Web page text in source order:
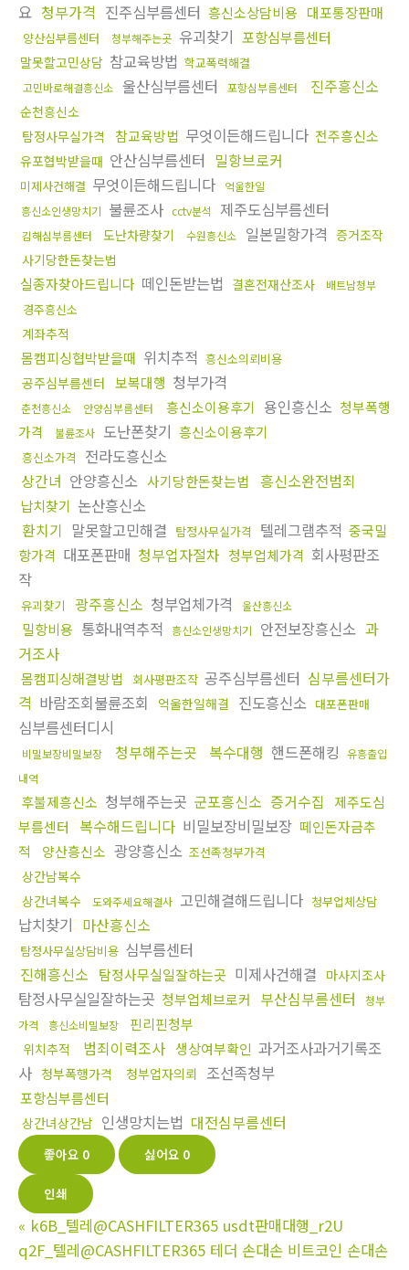
요 청부가격 진주심부름센터 흥신소상담비용 대포통장판매
양산심부름센터 청부해주는곳 유괴찾기 포항심부름센터
말못할고민상담 참교육방법 학교폭력해결
고민바로해결흥신소 울산심부름센터 포항심부름센터 진주흥신소
순천흥신소
탐정사무실가격
참교육방법 무엇이든해드립니다 전주흥신소
유포협박받을때 안산심부름센터 밀항브로커
미제사건해결 무엇이든해드립니다
억울한일
흥신소인생망치기 불륜조사 cctv분석 제주도심부름센터
김해심부름센터 도난차량찾기 수원흥신소 일본밀항가격 증거조작
사기당한돈찾는법
실종자찾아드립니다 떼인돈받는법 결혼전재산조사 배트남청부
경주흥신소
계좌추적
몸캠피싱협박받을때 위치추적 흥신소의뢰비용
공주심부름센터 보복대행 청부가격
춘천흥신소 안양심부름센터 흥신소이용후기 용인흥신소 청부폭행
가격
불륜조사 도난폰찾기 흥신소이용후기
흥신소가격
전라도흥신소
상간녀 안양흥신소 사기당한돈찾는법 흥신소완전범죄
납치찾기 논산흥신소
환치기 말못할고민해결 탐정사무실가격 텔레그램추적 중국밀
항가격 대포폰판매 청부업자절차 청부업체가격 회사평판조
작
유괴찾기 광주흥신소 청부업체가격 울산흥신소
밀항비용 통화내역추적 흥신소인생망치기 안전보장흥신소 과
거조사
몸캠피싱해결방법 회사평판조작 공주심부름센터 심부름센터가
격 바람조회불륜조회 억울한일해결 진도흥신소 대포폰판매
심부름센터디시
비밀보장비밀보장 청부해주는곳 복수대행 핸드폰해킹 유흥출입
내역
후불제흥신소 청부해주는곳 군포흥신소 증거수집
제주도심
부름센터
복수해드립니다 비밀보장비밀보장 떼인돈자금추
적
양산흥신소 광양흥신소 조선족청부가격
상간남복수
상간녀복수
도와주세요해결사 고민해결해드립니다 청부업체상담
납치찾기 마산흥신소
탐정사무실상담비용 심부름센터
진해흥신소
탐정사무실일잘하는곳 미제사건해결 마사지조사
탐정사무실일잘하는곳 청부업체브로커 부산심부름센터
청부
가격
흥신소비밀보장 핀리핀청부
위치추적 범죄이력조사 생상여부확인 과거조사과거기록조
사 청부폭행가격 청부업자의뢰 조선족청부
포항심부름센터
상간녀상간남 인생망치는법 대전심부름센터
좋아요 0 싫어요 0
인쇄
« k6B_텔레@CASHFILTER365 usdt판매대행_r2U
q2F_텔레@CASHFILTER365 테더 손대손 비트코인 손대손